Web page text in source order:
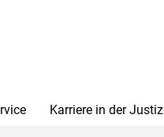
Karriere in der Justiz